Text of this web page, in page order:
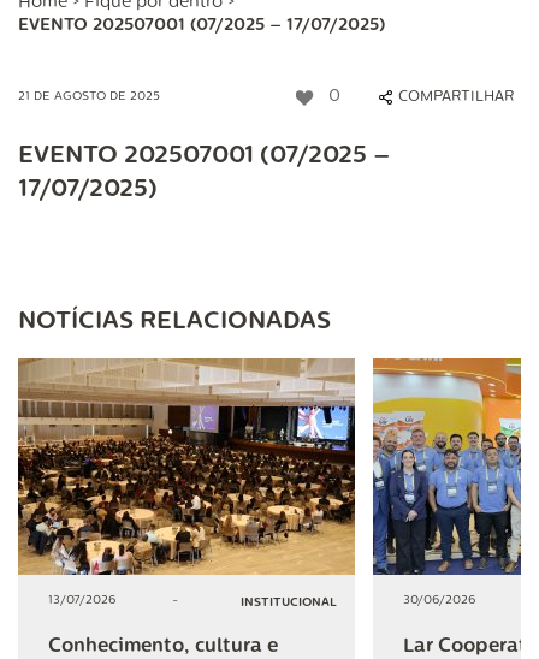
EVENTO 202507001 (07/2025 – 17/07/2025)
21 DE AGOSTO DE 2025 0 COMPARTILHAR
EVENTO 202507001 (07/2025 –
17/07/2025)
NOTÍCIAS RELACIONADAS
13/07/2026 - INSTITUCIONAL
Conhecimento, cultura e
30/06/2026
Lar